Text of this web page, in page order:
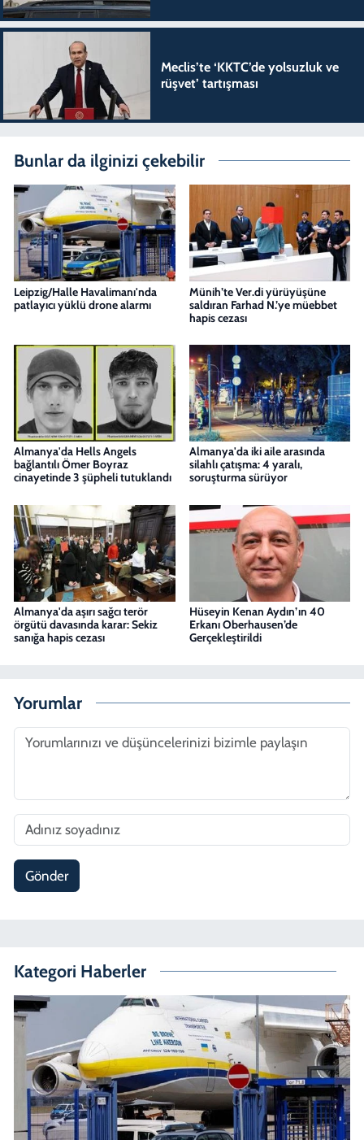
Meclis’te ‘KKTC’de yolsuzluk ve
rüşvet’ tartışması
Bunlar da ilginizi çekebilir
Leipzig/Halle Havalimanı'nda
patlayıcı yüklü drone alarmı
Münih’te Ver.di yürüyüşüne
saldıran Farhad N.’ye müebbet
hapis cezası
Almanya'da Hells Angels
bağlantılı Ömer Boyraz
cinayetinde 3 şüpheli tutuklandı
Almanya'da iki aile arasında
silahlı çatışma: 4 yaralı,
soruşturma sürüyor
Almanya'da aşırı sağcı terör
örgütü davasında karar: Sekiz
sanığa hapis cezası
Hüseyin Kenan Aydın’ın 40
Erkanı Oberhausen’de
Gerçekleştirildi
Yorumlar
Gönder
Kategori Haberler